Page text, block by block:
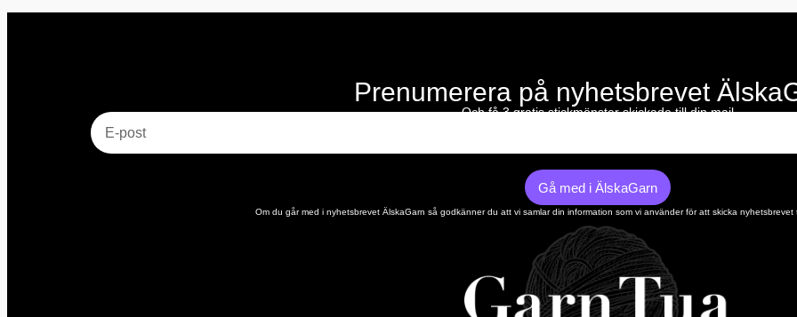
Prenumerera på nyhetsbrevet
Och få 3 gratis stickmönster skickade till din mail
Gå med i ÄlskaGarn
Om du går med i nyhetsbrevet ÄlskaGarn så godkänner du att vi samlar din information som vi använder för att skicka